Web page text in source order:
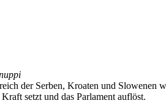
der Serben, Kroaten und Slowenen
setzt und das Parlament auflöst.